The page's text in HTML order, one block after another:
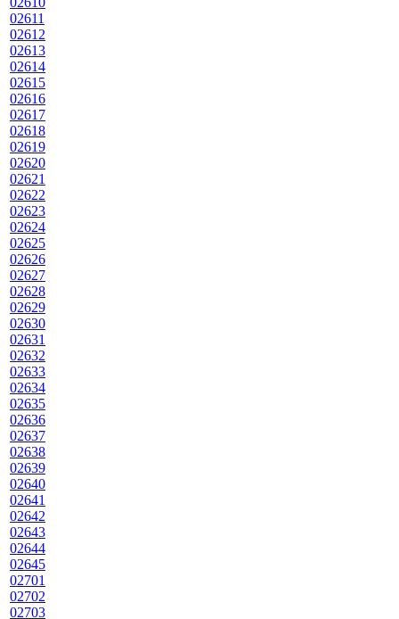
02611
02612
02613
02614
02615
02616
02617
02618
02619
02620
02621
02622
02623
02624
02625
02626
02627
02628
02629
02630
02631
02632
02633
02634
02635
02636
02637
02638
02639
02640
02641
02642
02643
02644
02645
02701
02702
02703